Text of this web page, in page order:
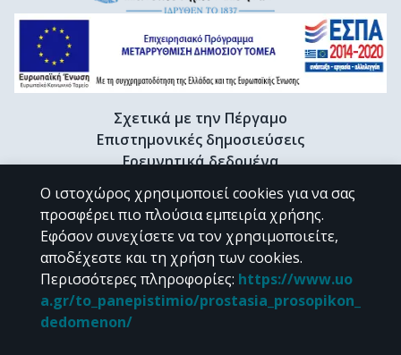
Σχετικά με την Πέργαμο
Επιστημονικές δημοσιεύσεις
Ερευνητικά δεδομένα
Διδακτορικές διατριβές & Γκρίζα βιβλιογραφία
Προφίλ Ερευνητή
CC BY-NC 4.0
Εκτός αν αναφέρεται διαφορετικά, το υλικό της "Περγάμου" διατίθεται
Ο ιστοχώρος χρησιμοποιεί cookies για να σας
προσφέρει πιο πλούσια εμπειρία χρήσης.
Εφόσον συνεχίσετε να τον χρησιμοποιείτε,
αποδέχεστε και τη χρήση των cookies.
Περισσότερες πληροφορίες: https://www.uo
a.gr/to_panepistimio/prostasia_prosopikon_
dedomenon/